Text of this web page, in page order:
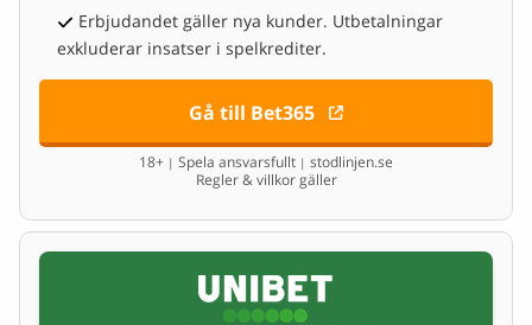
Erbjudandet gäller nya kunder. Utbetalningar
exkluderar insatser i spelkrediter.
Gå till Bet365
18+ | Spela ansvarsfullt | stodlinjen.se
Regler & villkor gäller